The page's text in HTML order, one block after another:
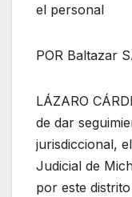
el personal
POR Baltazar
LÁZARO
de dar
jurisdiccional,
Judicial de
por este